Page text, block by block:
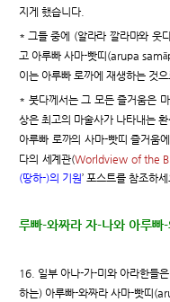
지게 했습니다.
* 그들 중에 (알라라 깔라마와 웃
고 아루빠 사마-빳띠(arupa
이는 아루빠 로까에 재생하는 것으
* 붓다께서는 그 모든 즐거움은
상은 최고의 마술사가 나타내는
아루빠 로까의 사마-빳띠 즐거움
다의 세계관(Worldview of the
(땅하-)의 기원’ 포스트를 참조하세
루빠-와짜라 자-나와 아루빠-
16. 일부 아나-가-미와 아라한들
하는) 아루빠-와짜라 사마-빳띠